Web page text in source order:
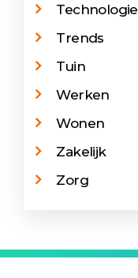
Technologie
Trends
Tuin
Werken
Wonen
Zakelijk
Zorg